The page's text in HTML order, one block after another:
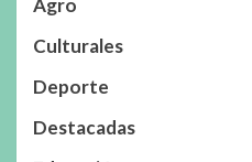
Culturales
Deporte
Destacadas